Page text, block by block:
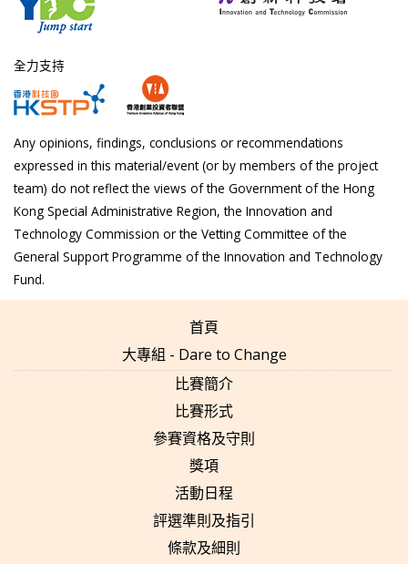
全力支持
Any opinions, findings, conclusions or recommendations
expressed in this material/event (or by members of the project
team) do not reflect the views of the Government of the Hong
Kong Special Administrative Region, the Innovation and
Technology Commission or the Vetting Committee of the
General Support Programme of the Innovation and Technology
Fund.
首頁
大專組 - Dare to Change
比賽簡介
比賽形式
參賽資格及守則
獎項
活動日程
評選準則及指引
條款及細則